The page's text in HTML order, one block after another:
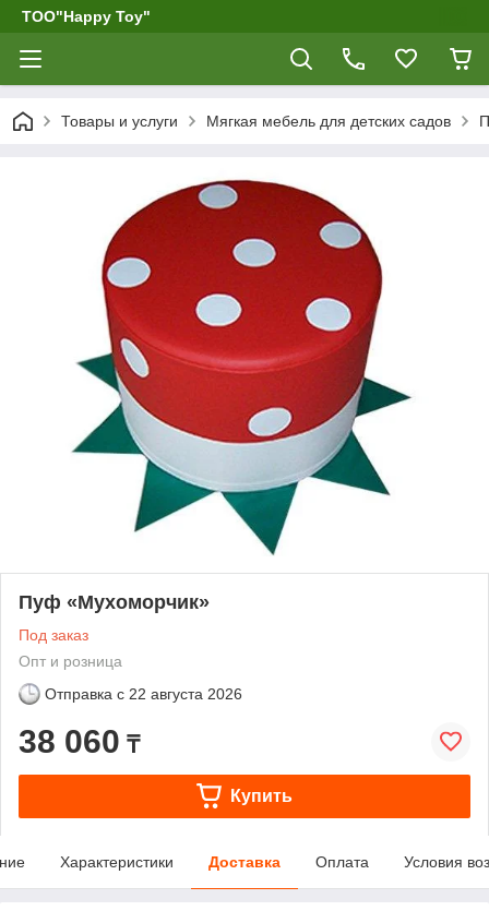
ТОО"Happy Toy"
Товары и услуги Мягкая мебель для детских садов
Пуф «Мухоморчик»
Под заказ
Опт и розница
Отправка с 22 августа 2026
38 060 ₸
Купить
Характеристики Доставка Оплата Условия